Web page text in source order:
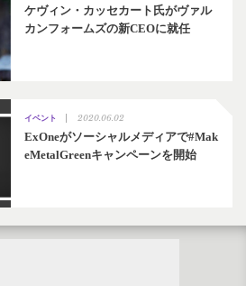
ケヴィン・カッセカート氏がヴァル
カンフォームズの新CEOに就任
イベント 2020.06.02
ExOneがソーシャルメディアで#Mak
eMetalGreenキャンペーンを開始